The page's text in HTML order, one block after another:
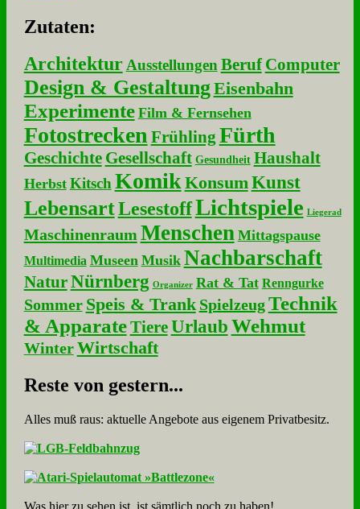
Zu­ta­ten:
Architektur Ausstellungen Beruf Computer
Design & GestaltungEisenbahn
Experimente Film & Fernsehen
Fotostrecken Frühling Fürth
Geschichte Gesellschaft Gesundheit Haushalt
Herbst Kitsch KomikKonsumKunst
LebensartLesestoffLichtspiele Liegerad
Maschinenraum Menschen Mittagspause
Multimedia Museen Musik Nachbarschaft
NaturNürnberg Organizer Rat & Tat Renngurke
Sommer Speis & Trank Spielzeug Technik
& Apparate Tiere UrlaubWehmut
Winter Wirtschaft
Re­ste von ge­stern...
Alles muß raus: aktuelle An­ge­bo­te aus eigenem Privatbesitz.